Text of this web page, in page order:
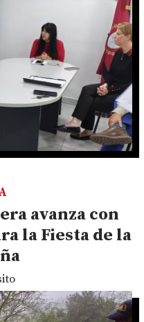
avanza con
la Fiesta de la